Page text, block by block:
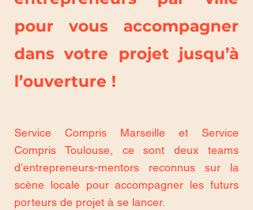
pour vous accompagner
dans votre projet jusqu’à
l’ouverture !
Service Compris Marseille et Service
Compris Toulouse, ce sont deux teams
d’entrepreneurs-mentors reconnus sur la
scène locale pour accompagner les futurs
porteurs de projet à se lancer.